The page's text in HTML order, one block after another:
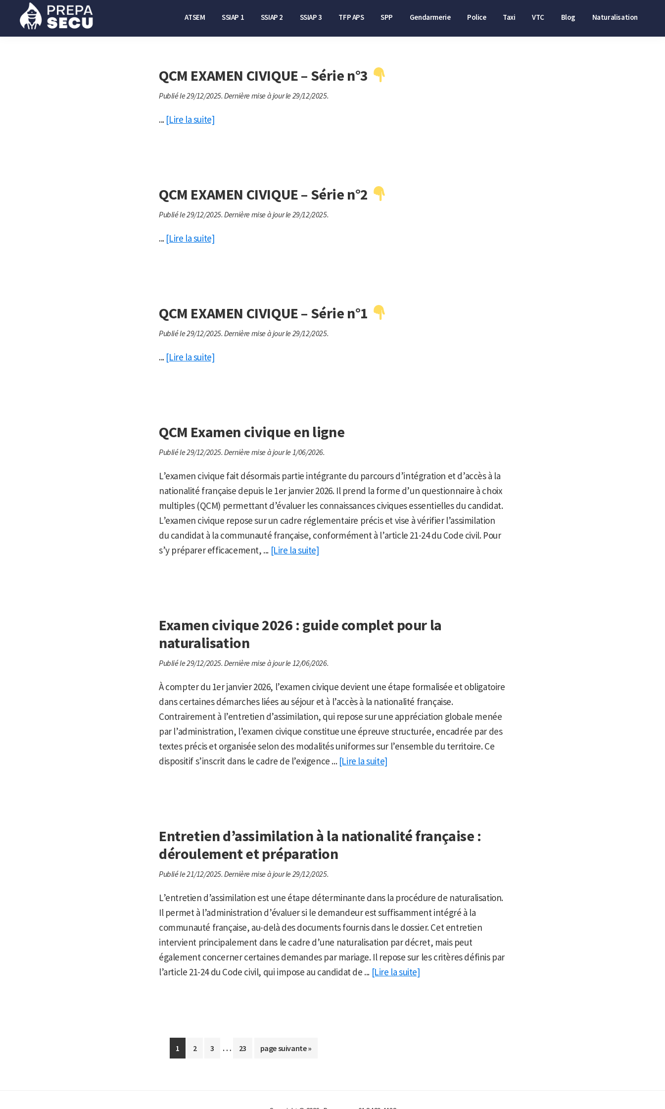
la
contenuPrepasecu
ATSEM SSIAP 1 SSIAP 2 SSIAP 3 TFP APS SPP Gendarmerie Police Taxi VTC Blog Naturalisation
QCM EXAMEN CIVIQUE – Série n°3
Publié le 29/12/2025. Dernière mise à jour le 29/12/2025.
... [Lire la suite]
QCM EXAMEN CIVIQUE – Série n°2
Publié le 29/12/2025. Dernière mise à jour le 29/12/2025.
... [Lire la suite]
QCM EXAMEN CIVIQUE – Série n°1
Publié le 29/12/2025. Dernière mise à jour le 29/12/2025.
... [Lire la suite]
QCM Examen civique en ligne
Publié le 29/12/2025. Dernière mise à jour le 1/06/2026.
L’examen civique fait désormais partie intégrante du parcours d’intégration et d’accès à la
nationalité française depuis le 1er janvier 2026. Il prend la forme d’un questionnaire à choix
multiples (QCM) permettant d’évaluer les connaissances civiques essentielles du candidat.
L’examen civique repose sur un cadre réglementaire précis et vise à vérifier l’assimilation
du candidat à la communauté française, conformément à l’article 21-24 du Code civil. Pour
s’y préparer efficacement, ... [Lire la suite]
Examen civique 2026 : guide complet pour la
naturalisation
Publié le 29/12/2025. Dernière mise à jour le 12/06/2026.
À compter du 1er janvier 2026, l’examen civique devient une étape formalisée et obligatoire
dans certaines démarches liées au séjour et à l’accès à la nationalité française.
Contrairement à l’entretien d’assimilation, qui repose sur une appréciation globale menée
par l’administration, l’examen civique constitue une épreuve structurée, encadrée par des
textes précis et organisée selon des modalités uniformes sur l’ensemble du territoire. Ce
dispositif s’inscrit dans le cadre de l’exigence ... [Lire la suite]
Entretien d’assimilation à la nationalité française :
déroulement et préparation
Publié le 21/12/2025. Dernière mise à jour le 29/12/2025.
L’entretien d’assimilation est une étape déterminante dans la procédure de naturalisation.
Il permet à l’administration d’évaluer si le demandeur est suffisamment intégré à la
communauté française, au-delà des documents fournis dans le dossier. Cet entretien
intervient principalement dans le cadre d’une naturalisation par décret, mais peut
également concerner certaines demandes par mariage. Il repose sur les critères définis par
l’article 21-24 du Code civil, qui impose au candidat de ... [Lire la suite]
Aller
à
1
Aller
2
Aller
3
Pages
…
Aller
23
Aller
page suivante »